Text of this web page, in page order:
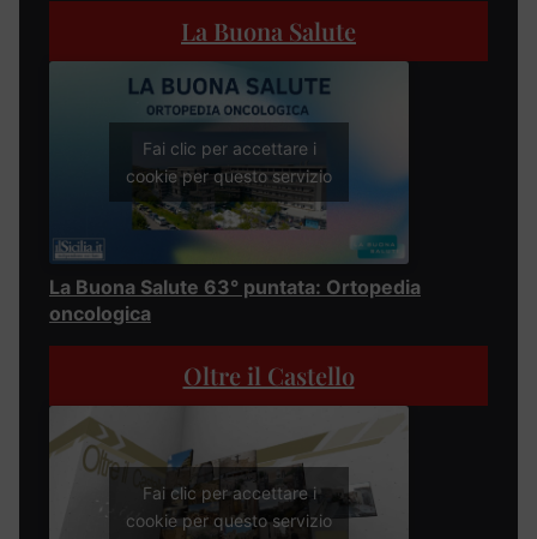
La Buona Salute
Fai clic per accettare i
cookie per questo servizio
La Buona Salute 63° puntata: Ortopedia
oncologica
Oltre il Castello
Fai clic per accettare i
cookie per questo servizio